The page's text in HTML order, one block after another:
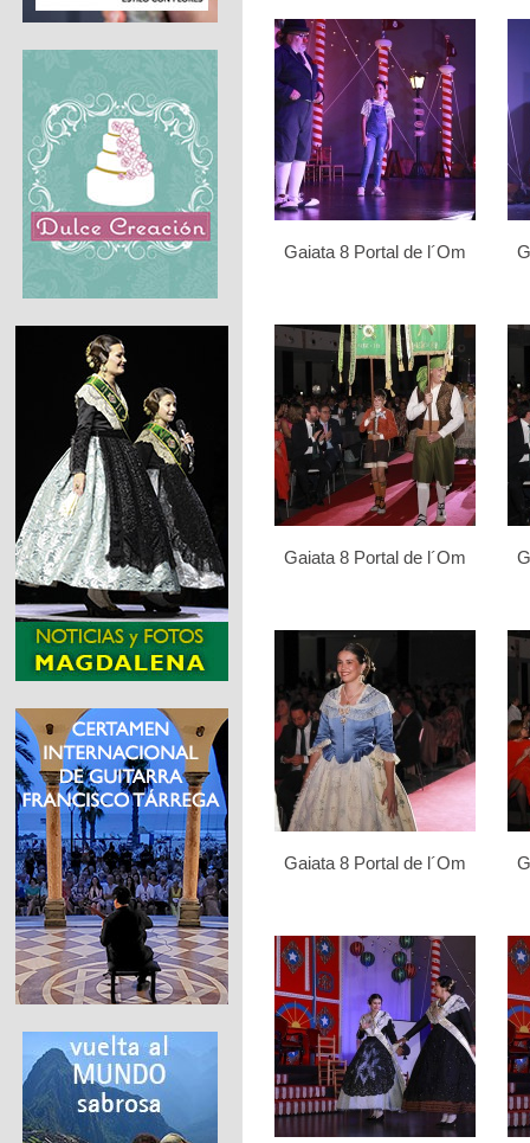
Gaiata 8 Portal de l´Om
Gaiata 8 Portal de l´Om
Gaiata 8 Portal de l´Om